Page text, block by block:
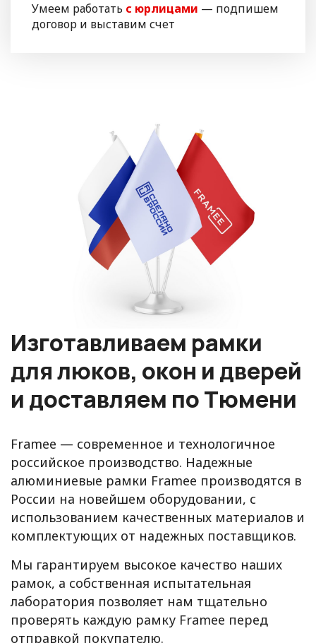
Умеем работать с юрлицами — подпишем
договор и выставим счет
Изготавливаем рамки
для люков, окон и дверей
и доставляем по Тюмени
Framee — современное и технологичное
российское производство. Надежные
алюминиевые рамки Framee производятся в
России на новейшем оборудовании, с
использованием качественных материалов и
комплектующих от надежных поставщиков.
Мы гарантируем высокое качество наших
рамок, а собственная испытательная
лаборатория позволяет нам тщательно
проверять каждую рамку Framee перед
отправкой покупателю.